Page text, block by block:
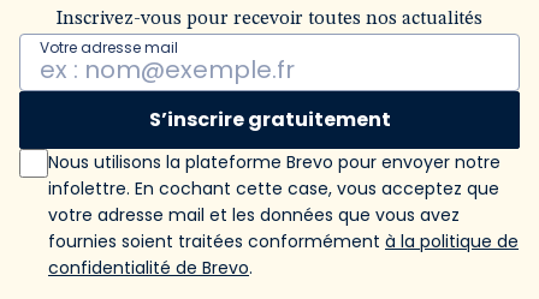
Inscrivez-vous pour recevoir toutes nos actualités
Votre adresse mail
S’inscrire gratuitement
Nous utilisons la plateforme Brevo pour envoyer notre
infolettre. En cochant cette case, vous acceptez que
votre adresse mail et les données que vous avez
fournies soient traitées conformément à la politique de
confidentialité de Brevo.